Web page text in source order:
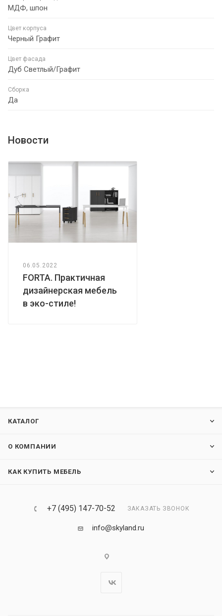
МДФ, шпон
Цвет корпуса
Черный Графит
Цвет фасада
Дуб Светлый/Графит
Сборка
Да
Новости
06.05.2022
FORTA. Практичная
дизайнерская мебель
в эко-стиле!
КАТАЛОГ
О КОМПАНИИ
КАК КУПИТЬ МЕБЕЛЬ
+7 (495) 147-70-52 ЗАКАЗАТЬ ЗВОНОК
info@skyland.ru